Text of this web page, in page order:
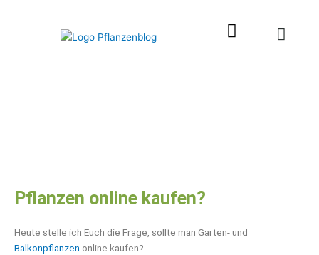
Pflanzen online kaufen?
Heute stelle ich Euch die Frage, sollte man Garten- und
Balkonpflanzen online kaufen?